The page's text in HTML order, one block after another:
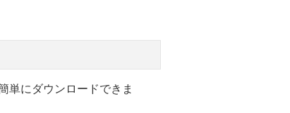
単にダウンロードできま